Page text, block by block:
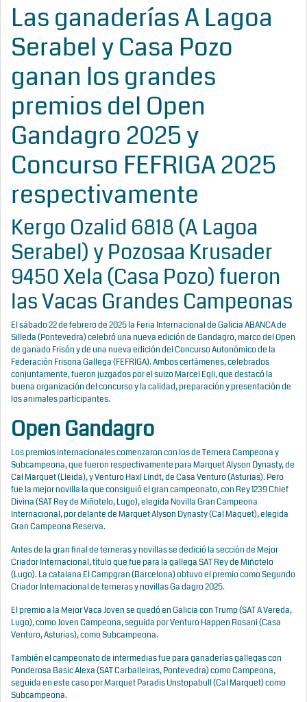
Las ganaderías A Lagoa
Serabel y Casa Pozo
ganan los grandes
premios del Open
Gandagro 2025 y
Concurso FEFRIGA 2025
respectivamente
Kergo Ozalid 6818 (A Lagoa
Serabel) y Pozosaa Krusader
9450 Xela (Casa Pozo) fueron
las Vacas Grandes Campeonas
El sábado 22 de febrero de 2025 la Feria Internacional de Galicia ABANCA de
Silleda (Pontevedra) celebró una nueva edición de Gandagro, marco del Open
de ganado Frisón y de una nueva edición del Concurso Autonómico de la
Federación Frisona Gallega (FEFRIGA). Ambos certámenes, celebrados
conjuntamente, fueron juzgados por el suizo Marcel Egli, que destacó la
buena organización del concurso y la calidad, preparación y presentación de
los animales participantes.
Open Gandagro
Los premios internacionales comenzaron con los de Ternera Campeona y
Subcampeona, que fueron respectivamente para Marquet Alyson Dynasty, de
Cal Marquet (Lleida), y Venturo Haxl Lindt, de Casa Venturo (Asturias). Pero
fue la mejor novilla la que consiguió el gran campeonato, con Rey 1239 Chief
Divina (SAT Rey de Miñotelo, Lugo), elegida Novilla Gran Campeona
Internacional, por delante de Marquet Alyson Dynasty (Cal Maquet), elegida
Gran Campeona Reserva.
Antes de la gran final de terneras y novillas se dedició la sección de Mejor
Criador Internacional, título que fue para la gallega SAT Rey de Miñotelo
(Lugo). La catalana El Campgran (Barcelona) obtuvo el premio como Segundo
Criador Internacional de terneras y novillas Ga dagro 2025.
El premio a la Mejor Vaca Joven se quedó en Galicia con Trump (SAT A Vereda,
Lugo), como Joven Campeona, seguida por Venturo Happen Rosani (Casa
Venturo, Asturias), como Subcampeona.
También el campeonato de intermedias fue para ganaderías gallegas con
Ponderosa Basic Alexa (SAT Carballeiras, Pontevedra) como Campeona,
seguida en este caso por Marquet Paradis Unstopabull (Cal Marquet) como
Subcampeona.